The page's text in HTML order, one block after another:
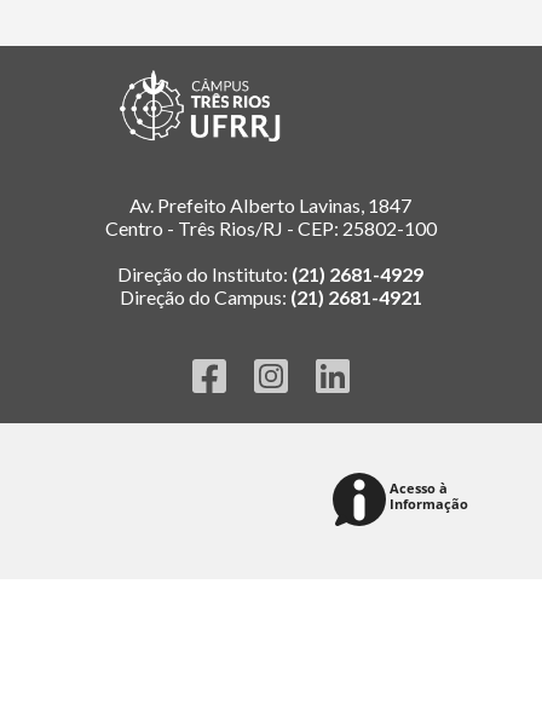
Av. Prefeito Alberto Lavinas, 1847
Centro - Três Rios/RJ - CEP: 25802-100
Direção do Instituto: (21) 2681-4929
Direção do Campus: (21) 2681-4921